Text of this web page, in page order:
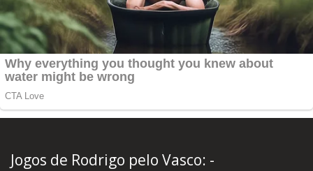
Jogos de Rodrigo pelo Vasco: -